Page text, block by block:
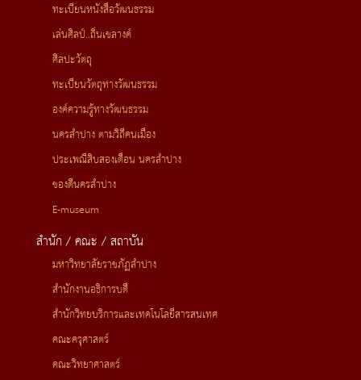
ทะเบียนหนังสือวัฒนธรรม
เล่นศิลป์..ถิ่นเขลางค์
ศิลปะวัตถุ
ทะเบียนวัตถุทางวัฒนธรรม
องค์ความรู้ทางวัฒนธรรม
นครลำปาง ตามวิถีคนเมือง
ประเพณีสิบสองเดือน นครลำปาง
ของดีนครลำปาง
E-museum
สำนัก / คณะ / สถาบัน
มหาวิทยาลัยราชภัฏลำปาง
สำนักงานอธิการบดี
สำนักวิทยบริการและเทคโนโลยีสารสนเทศ
คณะครุศาสตร์
คณะวิทยาศาสตร์